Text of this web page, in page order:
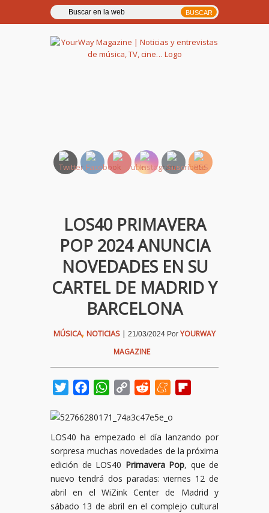
LOS40 PRIMAVERA
POP 2024 ANUNCIA
NOVEDADES EN SU
CARTEL DE MADRID Y
BARCELONA
MÚSICA, NOTICIAS | 21/03/2024 Por YOURWAY
MAGAZINE
TwitterFacebookWhatsApp
Copy
Reddit Meneame
LOS40 ha empezado el día lanzando por
sorpresa muchas novedades de la próxima
edición de LOS40 Primavera Pop, que de
nuevo tendrá dos paradas: viernes 12 de
abril en el WiZink Center de Madrid y
sábado 13 de abril en el complejo cultural